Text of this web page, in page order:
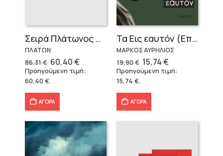
Σειρά Πλάτωνος Πολιτεία
ΠΛΑΤΩΝ
86,31€ Original
price
was:
86,31 €.
60,40€Η
τρέχουσα
τιμή
Προηγούμενη τιμή:
60,40€.
ΑΓΟΡΑ
Τα Εις εαυτόν (Επίτομο) – Μάρκος Αυρήλιος
ΜΑΡΚΟΣ ΑΥΡΗΛΙΟΣ
19,90€ Original
price
was:
15,74€Η
τρέχουσα
τιμή
Προηγούμενη τιμή:
15,74 €.
ΑΓΟΡΑ